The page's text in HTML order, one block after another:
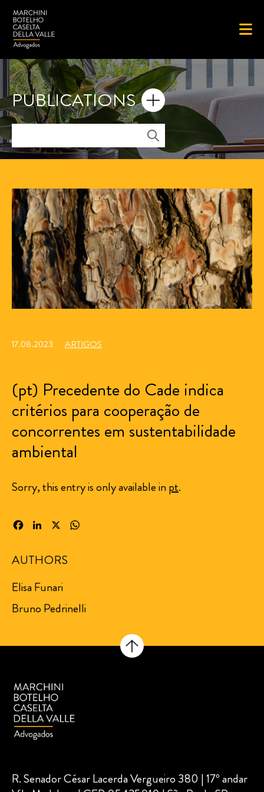
PUBLICATIONS
17.08.2023 ARTIGOS
(pt) Precedente do Cade indica
critérios para cooperação de
concorrentes em sustentabilidade
ambiental
Sorry, this entry is only available inpt.
FacebookLinkedIn
AUTHORS
Elisa Funari
Bruno Pedrinelli
R. Senador César Lacerda Vergueiro 380 | 17º andar